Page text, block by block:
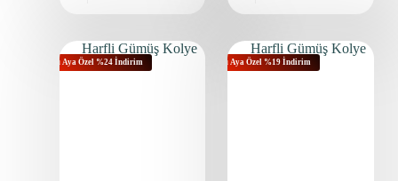
Bu Aya Özel %24 İndirim Bu Aya Özel %19 İndirim